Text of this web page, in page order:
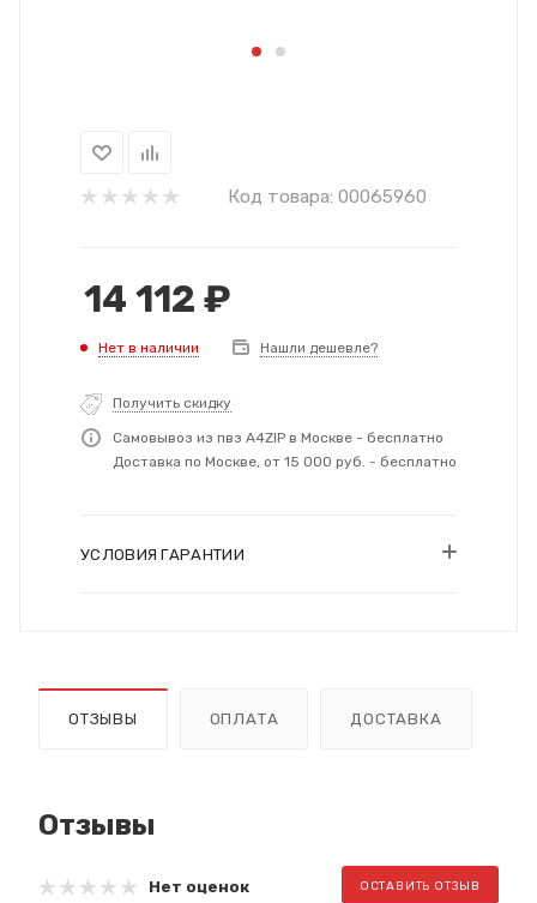
Код товара: 00065960
14 112 ₽
Нет в наличии Нашли дешевле?
Получить скидку
Самовывоз из пвз A4ZIP в Москве - бесплатно
Доставка по Москве, от 15 000 руб. - бесплатно
УСЛОВИЯ ГАРАНТИИ
ОТЗЫВЫ ОПЛАТА ДОСТАВКА
Отзывы
Нет оценок ОСТАВИТЬ ОТЗЫВ